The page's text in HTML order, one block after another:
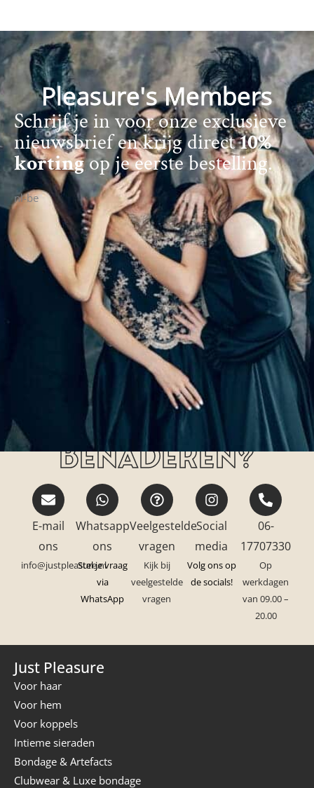
Pleasure's Members
Schrijf je in voor onze exclusieve
nieuwsbrief en krijg direct10%
kortingop je eerste bestelling.
nl-be
Hoe kan jij ons
benaderen?
E-mail
ons
info@justpleasure.nl
Whatsapp
ons
Stel je vraag
via
WhatsApp
Veelgestelde
vragen
Kijk bij
veelgestelde
vragen
Social
media
Volg ons op
de socials!
06-
17707330
Op
werkdagen
van 09.00 –
20.00
Just Pleasure
Voor haar
Voor hem
Voor koppels
Intieme sieraden
Bondage & Artefacts
Clubwear & Luxe bondage